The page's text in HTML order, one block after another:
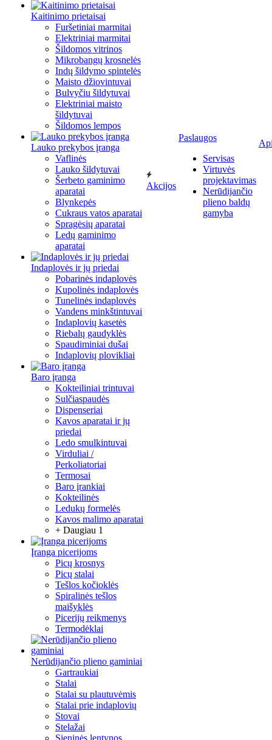
Kaitinimo prietaisai
Furšetiniai marmitai
Elektriniai marmitai
Šildomos vitrinos
Mikrobangų krosnelės
Indų šildymo spintelės
Maisto džiovintuvai
Bulvyčiu šildytuvai
Elektriniai maisto
šildytuvai
Šildomos lempos
Lauko prekybos įranga
Vaflinės
Lauko šildytuvai
Šerbeto gaminimo
aparatai
Blynkepės
Cukraus vatos aparatai
Spragėsių aparatai
Ledų gaminimo
aparatai
Indaplovės ir jų priedai
Pobarinės indaplovės
Kupolinės indaplovės
Tunelinės indaplovės
Vandens minkštintuvai
Indaplovių kasetės
Riebalų gaudyklės
Spaudiminiai dušai
Indaplovių plovikliai
Baro įranga
Kokteiliniai trintuvai
Sulčiaspaudės
Dispenseriai
Kavos aparatai ir jų
priedai
Ledo smulkintuvai
Virduliai /
Perkoliatoriai
Termosai
Baro įrankiai
Kokteilinės
Ledukų formelės
Kavos malimo aparatai
+ Daugiau 1
Įranga picerijoms
Picų krosnys
Picų stalai
Tešlos kočioklės
Spiralinės tešlos
maišyklės
Picerijų reikmenys
Termodėklai
Nerūdijančio plieno gaminiai
Gartraukiai
Stalai
Stalai su plautuvėmis
Stalai prie indaplovių
Stovai
Stelažai
Sieninės lentynos
Akcijos
Paslaugos
Servisas
Virtuvės
projektavimas
Nerūdijančio
plieno baldų
gamyba